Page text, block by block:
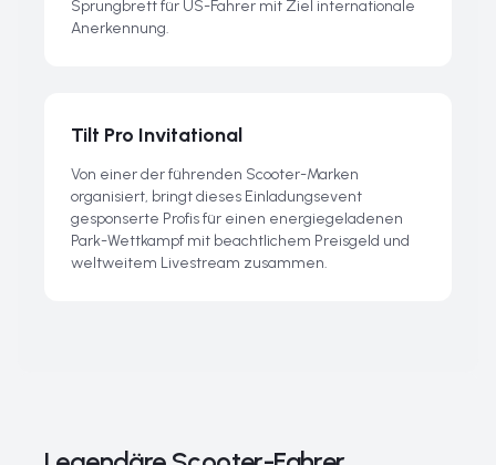
Sprungbrett für US-Fahrer mit Ziel internationale
Anerkennung.
Tilt Pro Invitational
Von einer der führenden Scooter-Marken
organisiert, bringt dieses Einladungsevent
gesponserte Profis für einen energiegeladenen
Park-Wettkampf mit beachtlichem Preisgeld und
weltweitem Livestream zusammen.